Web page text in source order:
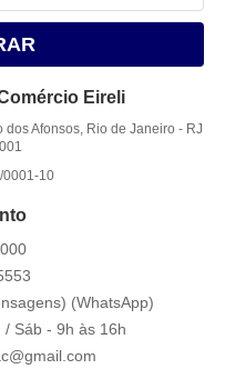
Eireli
dos Afonsos, Rio de Janeiro - RJ
0001-10
(WhatsApp)
Sáb - 9h às 16h